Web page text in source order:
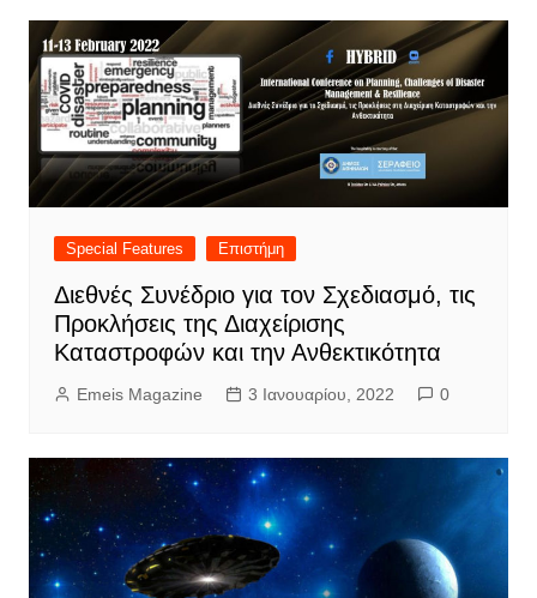
Special Features Επιστήμη
Διεθνές Συνέδριο για τον Σχεδιασμό, τις
Προκλήσεις της Διαχείρισης
Καταστροφών και την Ανθεκτικότητα
Emeis Magazine 3 Ιανουαρίου, 2022 0